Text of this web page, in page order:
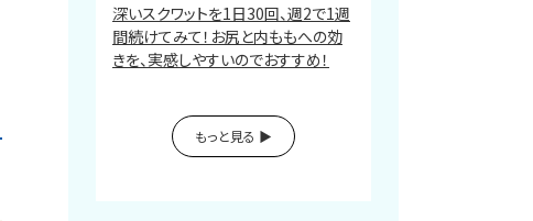
深いスクワットを1日30回、週2で1週
間続けてみて！お尻と内ももへの効
きを、実感しやすいのでおすすめ！
もっと見る ▶︎